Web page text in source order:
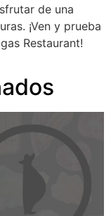
de una
¡Ven y prueba
Restaurant!